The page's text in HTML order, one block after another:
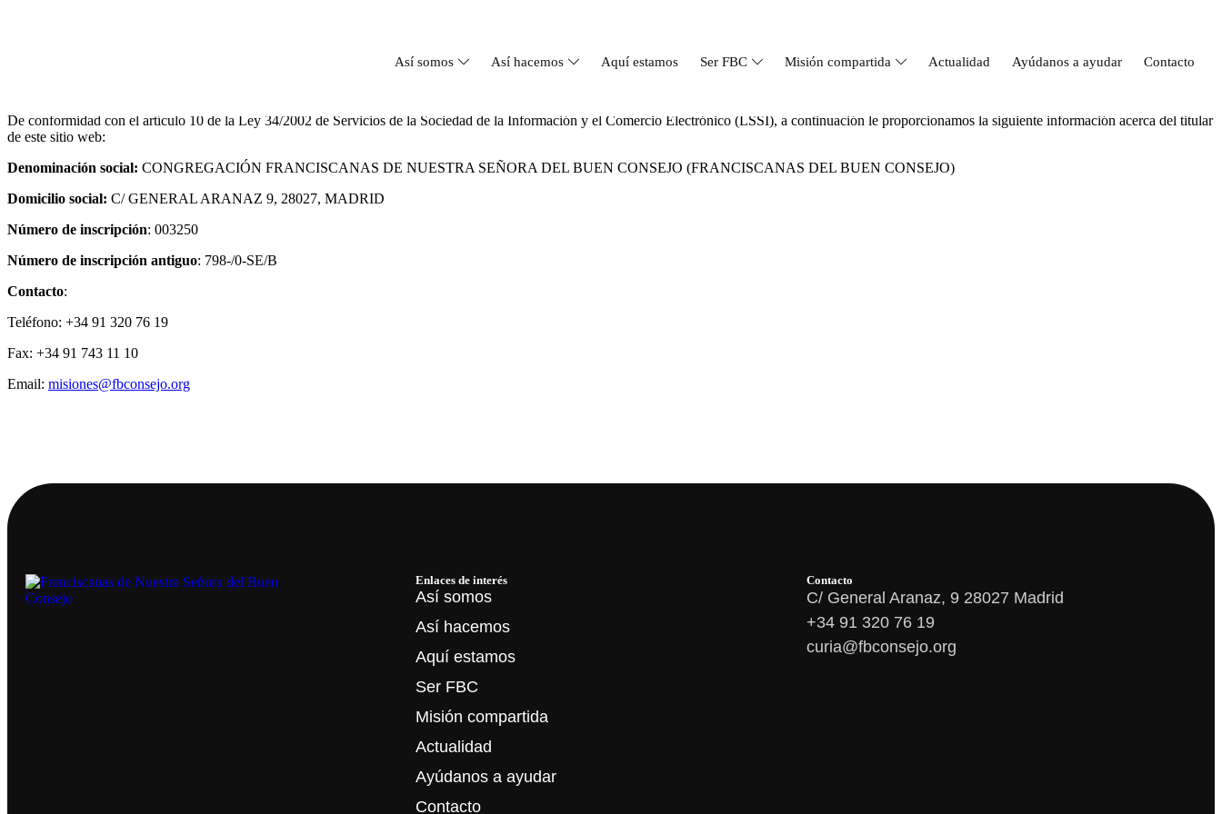
Así somos Así hacemos Aquí estamos Ser FBC Misión compartida Actualidad Ayúdanos a ayudar Contacto
De conformidad con el artículo 10 de la Ley 34/2002 de Servicios de la Sociedad de la Información y el Comercio Electrónico (LSSI), a continuación le proporcionamos la siguiente información acerca del titular
de este sitio web:
Denominación social: CONGREGACIÓN FRANCISCANAS DE NUESTRA SEÑORA DEL BUEN CONSEJO (FRANCISCANAS DEL BUEN CONSEJO)
Domicilio social: C/ GENERAL ARANAZ 9, 28027, MADRID
Número de inscripción: 003250
Número de inscripción antiguo: 798-/0-SE/B
Contacto:
Teléfono: +34 91 320 76 19
Fax: +34 91 743 11 10
Email: misiones@fbconsejo.org
Enlaces de interés
Así somos
Así hacemos
Aquí estamos
Ser FBC
Misión compartida
Actualidad
Ayúdanos a ayudar
Contacto
Contacto
C/ General Aranaz, 9 28027 Madrid
+34 91 320 76 19
curia@fbconsejo.org